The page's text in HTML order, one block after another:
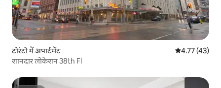
टोरंटो में अपार्टमेंट औसत रेटिंग 5 में
4.77 (43)
शानदार लोकेशन 38th Fl